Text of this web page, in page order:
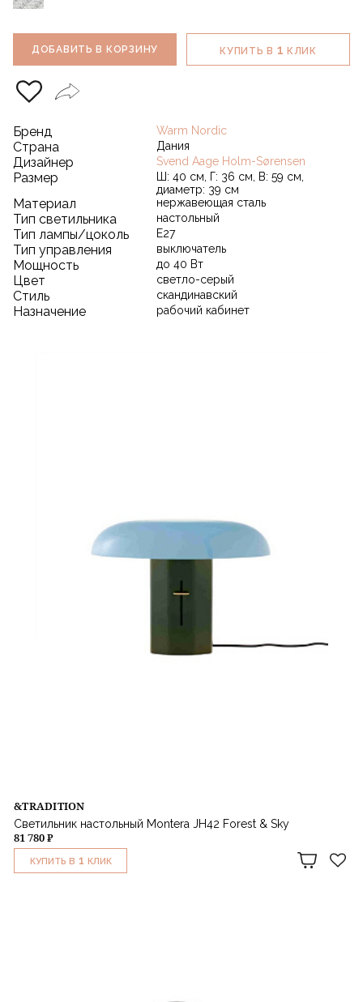
ДОБАВИТЬ В КОРЗИНУ КУПИТЬ В 1 КЛИК
Бренд Warm Nordic
Страна Дания
Дизайнер Svend Aage Holm-Sørensen
Размер
Ш: 40 см, Г: 36 см, В: 59 см,
диаметр: 39 см
Материал нержавеющая сталь
Тип светильника настольный
Тип лампы/цоколь E27
Тип управления выключатель
Мощность до 40 Вт
Цвет светло-серый
Стиль скандинавский
Назначение рабочий кабинет
&TRADITION
Светильник настольный Montera JH42 Forest & Sky
81 780 ₽
КУПИТЬ В 1 КЛИК